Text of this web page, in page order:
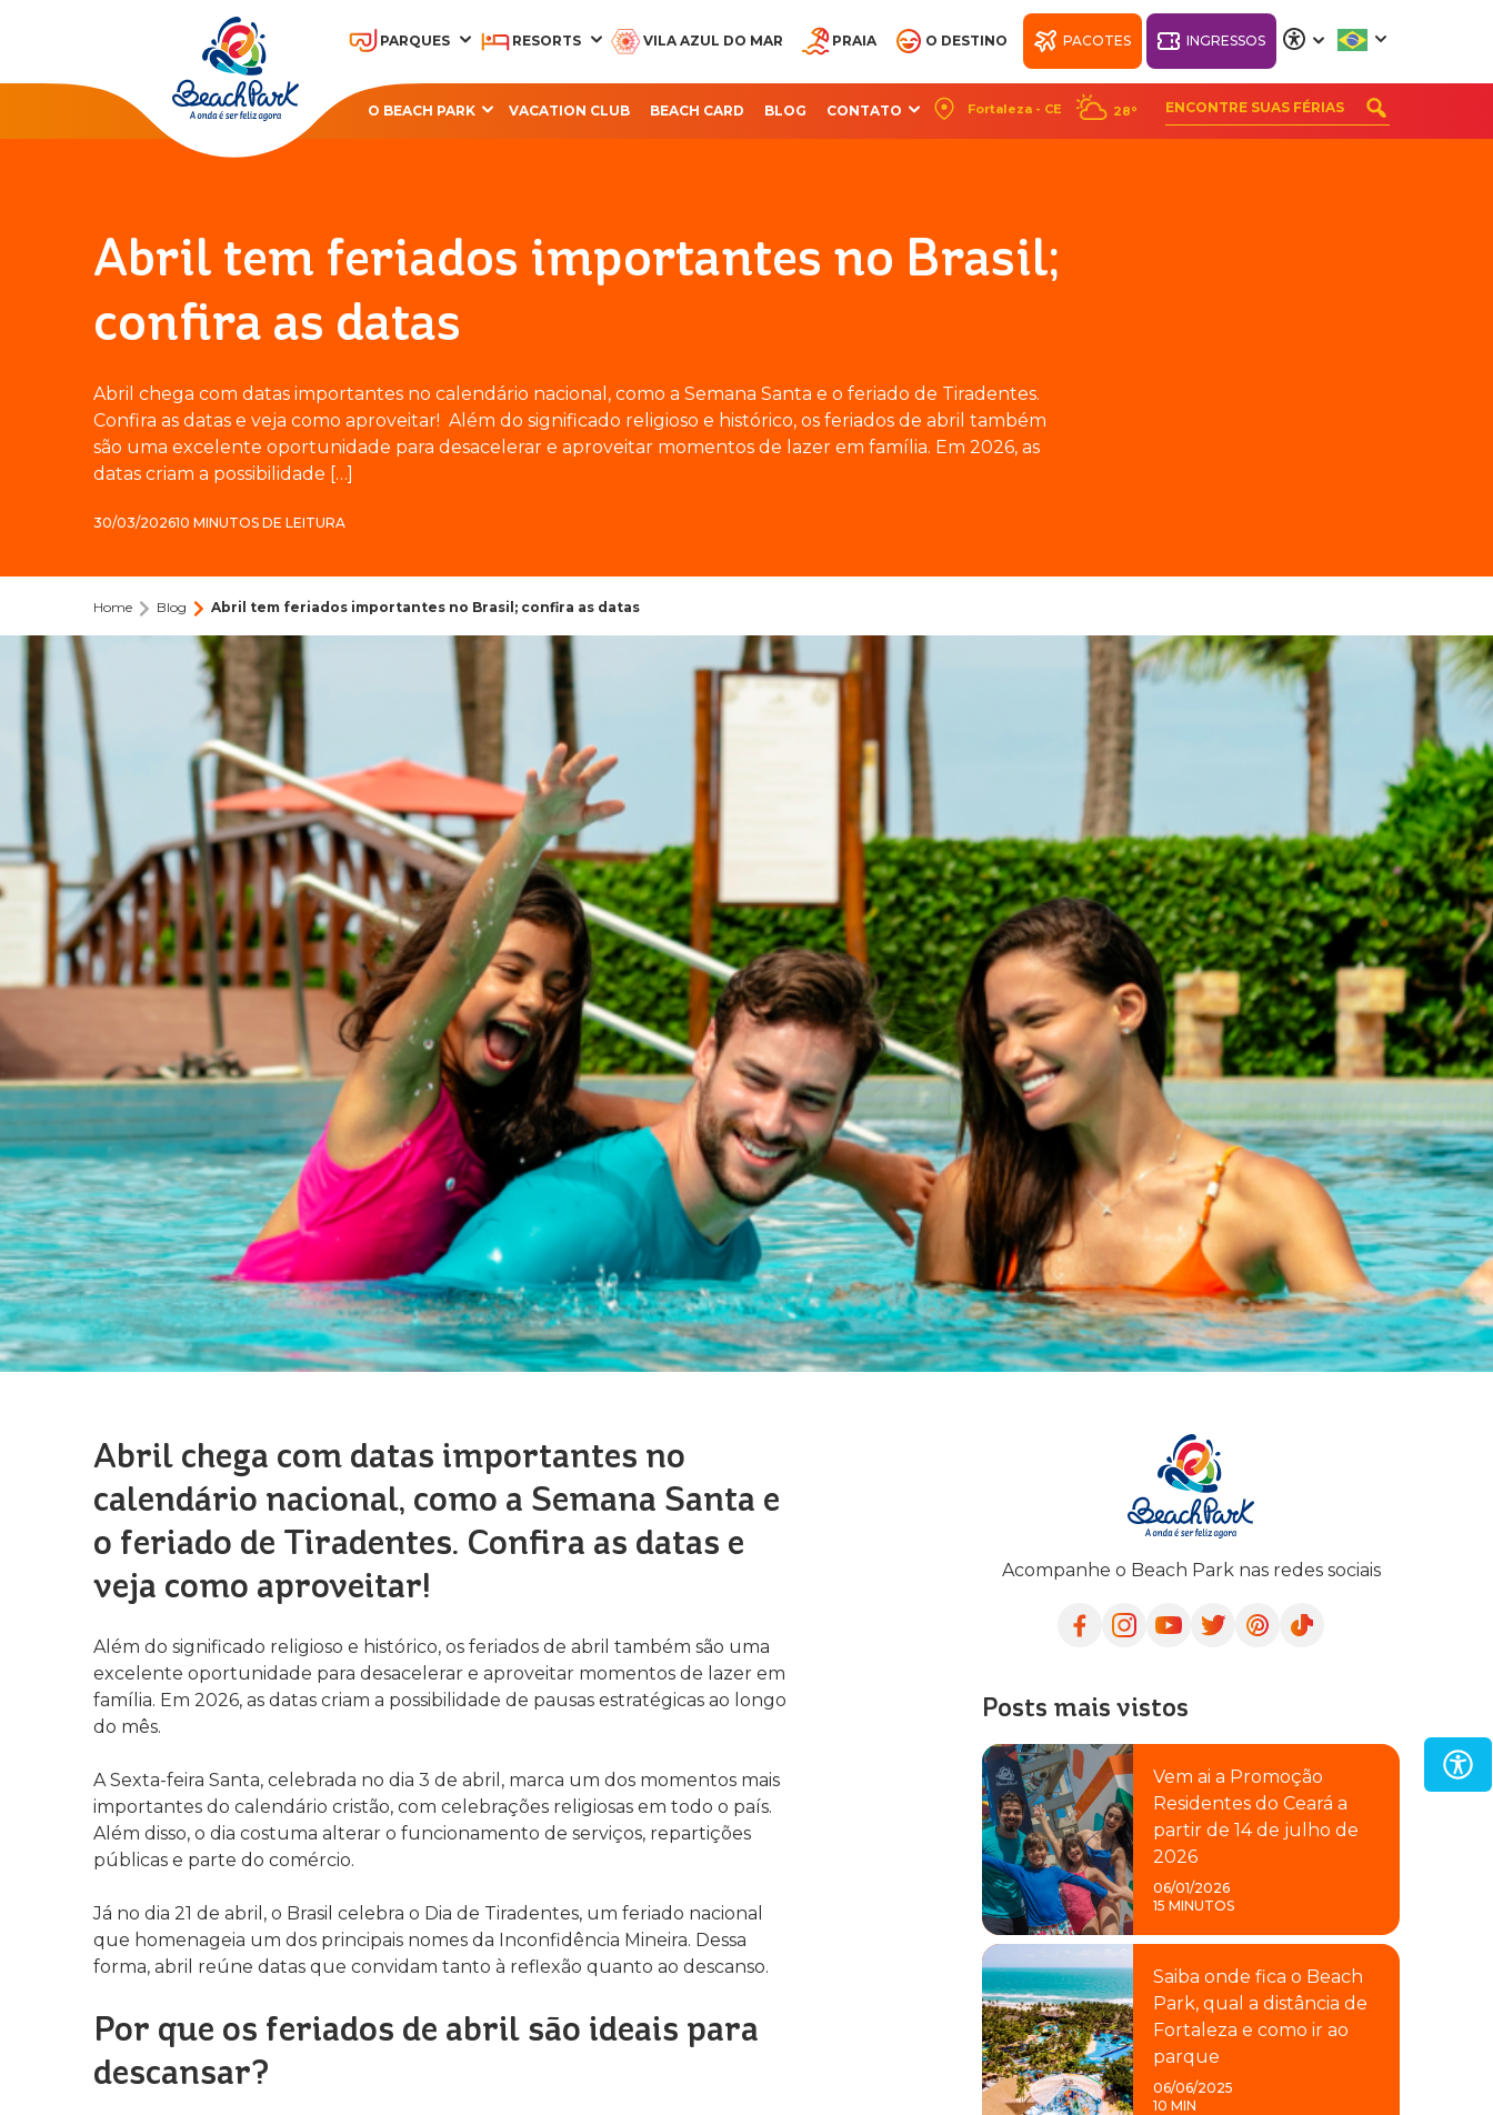
PARQUES RESORTS VILA AZUL DO MAR PRAIA O DESTINO PACOTES INGRESSOS
O BEACH PARK VACATION CLUB BEACH CARD BLOG CONTATO Fortaleza - CE 28°
Abril tem feriados importantes no Brasil;
confira as datas
Abril chega com datas importantes no calendário nacional, como a Semana Santa e o feriado de Tiradentes.
Confira as datas e veja como aproveitar! Além do significado religioso e histórico, os feriados de abril também
são uma excelente oportunidade para desacelerar e aproveitar momentos de lazer em família. Em 2026, as
datas criam a possibilidade […]
30/03/202610 MINUTOS DE LEITURA
Home Blog Abril tem feriados importantes no Brasil; confira as datas
Abril chega com datas importantes no
calendário nacional, como a Semana Santa e
o feriado de Tiradentes. Confira as datas e
veja como aproveitar!
Além do significado religioso e histórico, os feriados de abril também são uma
excelente oportunidade para desacelerar e aproveitar momentos de lazer em
família. Em 2026, as datas criam a possibilidade de pausas estratégicas ao longo
do mês.
A Sexta-feira Santa, celebrada no dia 3 de abril, marca um dos momentos mais
importantes do calendário cristão, com celebrações religiosas em todo o país.
Além disso, o dia costuma alterar o funcionamento de serviços, repartições
públicas e parte do comércio.
Já no dia 21 de abril, o Brasil celebra o Dia de Tiradentes, um feriado nacional
que homenageia um dos principais nomes da Inconfidência Mineira. Dessa
forma, abril reúne datas que convidam tanto à reflexão quanto ao descanso.
Por que os feriados de abril são ideais para
descansar?
Acompanhe o Beach Park nas redes sociais
Posts mais vistos
Vem ai a Promoção
Residentes do Ceará a
partir de 14 de julho de
2026
06/01/2026
15 MINUTOS
Saiba onde fica o Beach
Park, qual a distância de
Fortaleza e como ir ao
parque
06/06/2025
10 MIN